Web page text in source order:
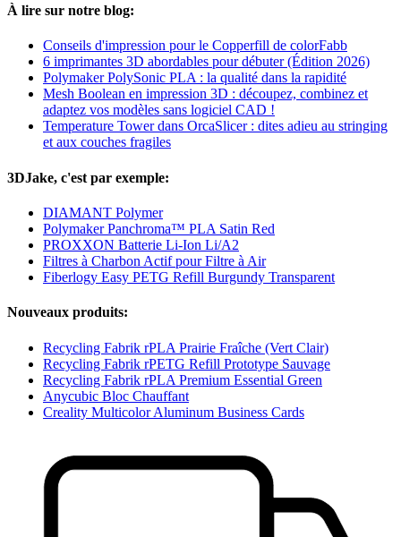
À lire sur notre blog:
Conseils d'impression pour le Copperfill de colorFabb
6 imprimantes 3D abordables pour débuter (Édition 2026)
Polymaker PolySonic PLA : la qualité dans la rapidité
Mesh Boolean en impression 3D : découpez, combinez et
adaptez vos modèles sans logiciel CAD !
Temperature Tower dans OrcaSlicer : dites adieu au stringing
et aux couches fragiles
3DJake, c'est par exemple:
DIAMANT Polymer
Polymaker Panchroma™ PLA Satin Red
PROXXON Batterie Li-Ion Li/A2
Filtres à Charbon Actif pour Filtre à Air
Fiberlogy Easy PETG Refill Burgundy Transparent
Nouveaux produits:
Recycling Fabrik rPLA Prairie Fraîche (Vert Clair)
Recycling Fabrik rPETG Refill Prototype Sauvage
Recycling Fabrik rPLA Premium Essential Green
Anycubic Bloc Chauffant
Creality Multicolor Aluminum Business Cards